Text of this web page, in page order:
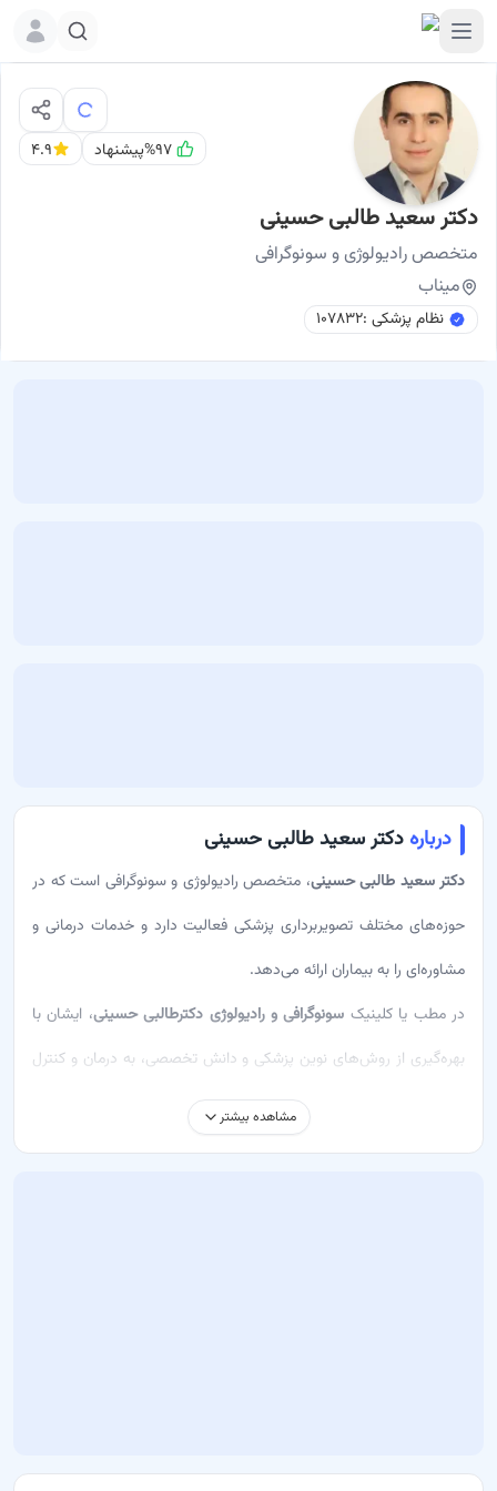
%۹۷پیشنهاد ۴.۹
نوبت اینترنتیدکتر سعید طالبی حسینی متخصص رادیولوژی و سونوگرافی میناب
دکتر سعید طالبی حسینی
متخصصرادیولوژی و سونوگرافی
میناب
نظام پزشکی :۱۰۷۸۳۲
درباره دکتر سعید طالبی حسینی
دکتر سعید طالبی حسینی، متخصص رادیولوژی و سونوگرافی است که در
حوزه‌های مختلف تصویربرداری پزشکی فعالیت دارد و خدمات درمانی و
مشاوره‌ای را به بیماران ارائه می‌دهد.
در مطب یا کلینیک سونوگرافی و رادیولوژی دکترطالبی حسینی، ایشان با
بهره‌گیری از روش‌های نوین پزشکی و دانش تخصصی، به درمان و کنترل
مشکلاتی مانند تشخیص بیماری‌های داخلی، بررسی وضعیت بارداری و
تشخیص مشکلات تیروئید می‌پردازد.
سونوگرافی تخصصی عروق – ارزیابی سلامت عروق
مشاهده بیشتر